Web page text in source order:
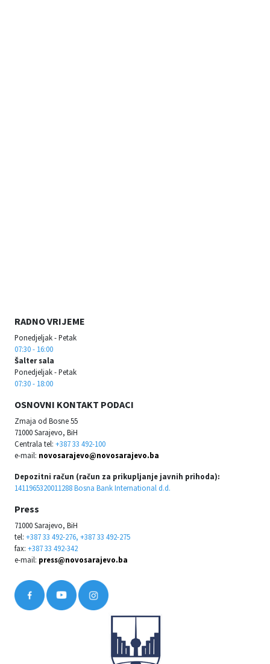
RADNO VRIJEME
Ponedjeljak - Petak
07:30 - 16:00
Šalter sala
Ponedjeljak - Petak
07:30 - 18:00
OSNOVNI KONTAKT PODACI
Zmaja od Bosne 55
71000 Sarajevo, BiH
Centrala tel: +387 33 492-100
e-mail: novosarajevo@novosarajevo.ba
Depozitni račun (račun za prikupljanje javnih prihoda):
1411965320011288 Bosna Bank International d.d.
Press
71000 Sarajevo, BiH
tel: +387 33 492-276, +387 33 492-275
fax: +387 33 492-342
e-mail: press@novosarajevo.ba